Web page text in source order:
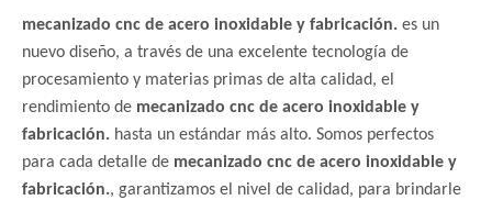
mecanizado cnc de acero inoxidable y fabricación. es un
nuevo diseño, a través de una excelente tecnología de
procesamiento y materias primas de alta calidad, el
rendimiento de mecanizado cnc de acero inoxidable y
fabricación. hasta un estándar más alto. Somos perfectos
para cada detalle de mecanizado cnc de acero inoxidable y
fabricación., garantizamos el nivel de calidad, para brindarle